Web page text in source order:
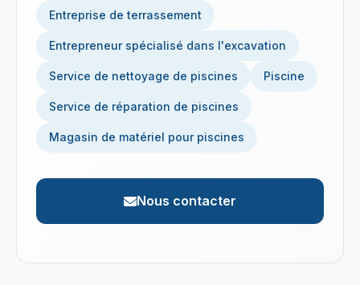
Entreprise de terrassement
Entrepreneur spécialisé dans l'excavation
Service de nettoyage de piscines Piscine
Service de réparation de piscines
Magasin de matériel pour piscines
Nous contacter